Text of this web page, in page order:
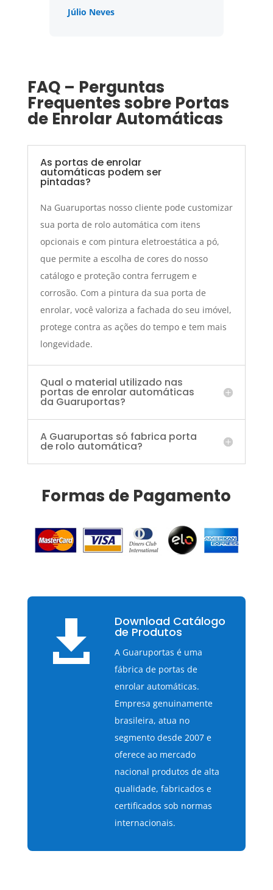
Júlio Neves
FAQ – Perguntas
Frequentes sobre Portas
de Enrolar Automáticas
As portas de enrolar
automáticas podem ser
pintadas?
Na Guaruportas nosso cliente pode customizar
sua porta de rolo automática com itens
opcionais e com pintura eletroestática a pó,
que permite a escolha de cores do nosso
catálogo e proteção contra ferrugem e
corrosão. Com a pintura da sua porta de
enrolar, você valoriza a fachada do seu imóvel,
protege contra as ações do tempo e tem mais
longevidade.
Qual o material utilizado nas
portas de enrolar automáticas
da Guaruportas?
A Guaruportas só fabrica porta
de rolo automática?
Formas de Pagamento
 Download Catálogo
de Produtos
A Guaruportas é uma
fábrica de portas de
enrolar automáticas.
Empresa genuinamente
brasileira, atua no
segmento desde 2007 e
oferece ao mercado
nacional produtos de alta
qualidade, fabricados e
certificados sob normas
internacionais.